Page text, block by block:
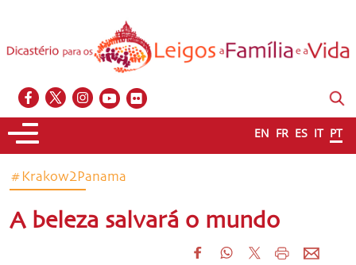
EN FR ES IT PT
#Krakow2Panama
A beleza salvará o mundo